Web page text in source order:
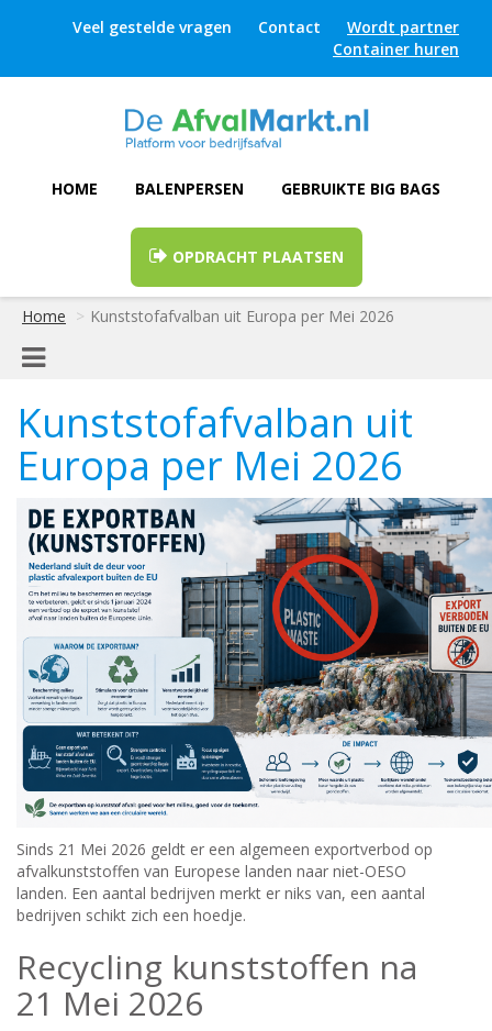
Veel gestelde vragen Contact
Wordt partner
Container huren
HOME BALENPERSEN GEBRUIKTE BIG BAGS
OPDRACHT PLAATSEN
Home Kunststofafvalban uit Europa per Mei 2026
Kunststofafvalban uit
Europa per Mei 2026
Sinds 21 Mei 2026 geldt er een algemeen exportverbod op
afvalkunststoffen van Europese landen naar niet-OESO
landen. Een aantal bedrijven merkt er niks van, een aantal
bedrijven schikt zich een hoedje.
Recycling kunststoffen na
21 Mei 2026